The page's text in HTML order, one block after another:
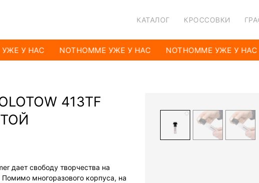
КАТАЛОГ КРОССОВКИ
УЖЕ У НАС NOTHOMME УЖЕ У НАС NOTHOMME УЖЕ У НАС
413TF
дает свободу творчества на
Помимо многоразового корпуса, на